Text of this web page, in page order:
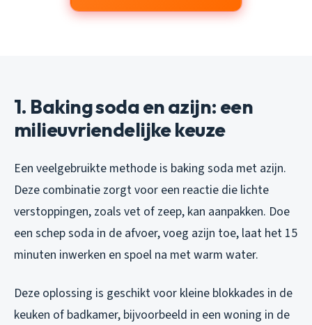
1. Baking soda en azijn: een
milieuvriendelijke keuze
Een veelgebruikte methode is baking soda met azijn.
Deze combinatie zorgt voor een reactie die lichte
verstoppingen, zoals vet of zeep, kan aanpakken. Doe
een schep soda in de afvoer, voeg azijn toe, laat het 15
minuten inwerken en spoel na met warm water.
Deze oplossing is geschikt voor kleine blokkades in de
keuken of badkamer, bijvoorbeeld in een woning in de